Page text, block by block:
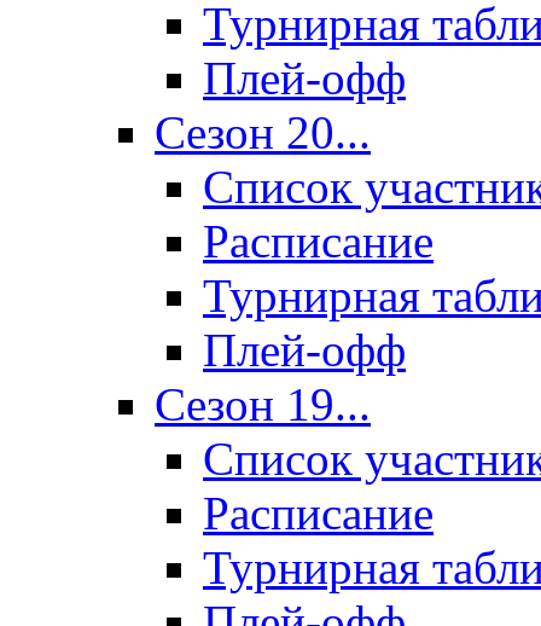
Турнирная
Плей-офф
Сезон 20...
Список
Расписание
Турнирная
Плей-офф
Сезон 19...
Список
Расписание
Турнирная